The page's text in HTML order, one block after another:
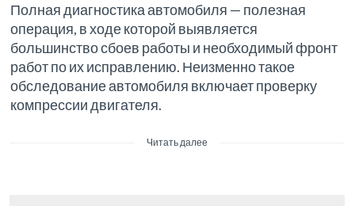
Полная диагностика автомобиля — полезная
операция, в ходе которой выявляется
большинство сбоев работы и необходимый фронт
работ по их исправлению. Неизменно такое
обследование автомобиля включает проверку
компрессии двигателя.
Читать далее